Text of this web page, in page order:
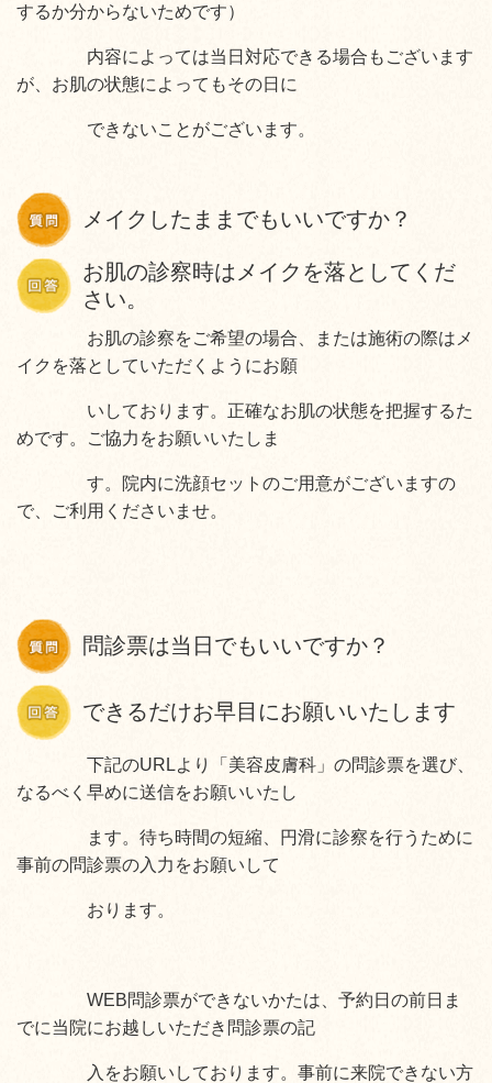
するか分からないためです）
内容によっては当日対応できる場合もございます
が、お肌の状態によってもその日に
できないことがございます。
メイクしたままでもいいですか？
お肌の診察時はメイクを落としてくだ
さい。
お肌の診察をご希望の場合、または施術の際はメ
イクを落としていただくようにお願
いしております。正確なお肌の状態を把握するた
めです。ご協力をお願いいたしま
す。院内に洗顔セットのご用意がございますの
で、ご利用くださいませ。
問診票は当日でもいいですか？
できるだけお早目にお願いいたします
下記のURLより「美容皮膚科」の問診票を選び、
なるべく早めに送信をお願いいたし
ます。待ち時間の短縮、円滑に診察を行うために
事前の問診票の入力をお願いして
おります。
WEB問診票ができないかたは、予約日の前日ま
でに当院にお越しいただき問診票の記
入をお願いしております。事前に来院できない方